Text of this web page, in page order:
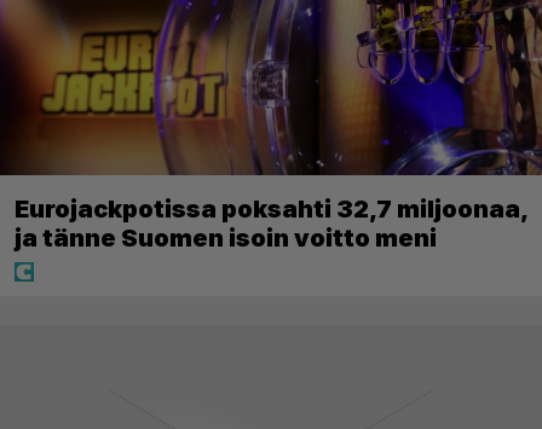
Eurojackpotissa poksahti 32,7 miljoonaa,
ja tänne Suomen isoin voitto meni